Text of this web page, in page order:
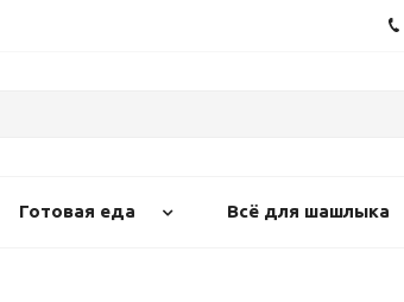
Готовая еда Всё для шашлыка